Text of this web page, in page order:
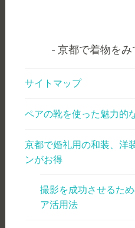
京都で着物をみ
サイトマップ
ペアの靴を使った魅力的
京都で婚礼用の和装、洋
ンがお得
撮影を成功させるた
ア活用法